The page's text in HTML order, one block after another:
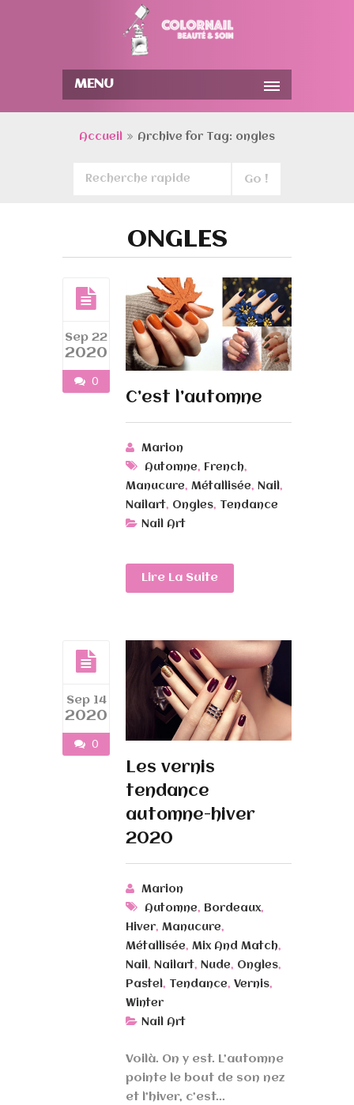
MENU
Accueil Archive for Tag: ongles
ONGLES
Sep 22
2020
0
C’est l’automne
Marion
Automne, French,
Manucure, Métallisée, Nail ,
Nailart, Ongles,
Tendance
Nail Art
Lire La Suite
Sep 14
2020
0
Les vernis
tendance
automne-hiver
2020
Marion
Automne, Bordeaux,
Hiver, Manucure,
Métallisée, Mix And Match,
Nail , Nailart, Nude, Ongles,
Pastel , Tendance, Vernis,
Winter
Nail Art
Voilà. On y est. L’automne
pointe le bout de son nez
et l’hiver, c’est...